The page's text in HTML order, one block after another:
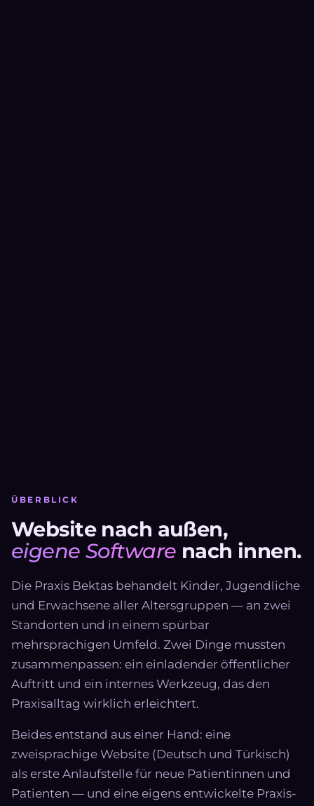
ÜBERBLICK
Website nach außen,
eigene Software nach innen.
Die Praxis Bektas behandelt Kinder, Jugendliche
und Erwachsene aller Altersgruppen — an zwei
Standorten und in einem spürbar
mehrsprachigen Umfeld. Zwei Dinge mussten
zusammenpassen: ein einladender öffentlicher
Auftritt und ein internes Werkzeug, das den
Praxisalltag wirklich erleichtert.
Beides entstand aus einer Hand: eine
zweisprachige Website (Deutsch und Türkisch)
als erste Anlaufstelle für neue Patientinnen und
Patienten — und eine eigens entwickelte Praxis-